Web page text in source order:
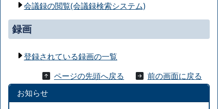
会議録の閲覧(会議録検索システム)
録画
登録されている録画の一覧
ページの先頭へ戻る
前の画面に戻る
お知らせ